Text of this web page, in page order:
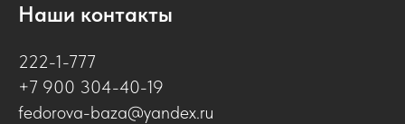
Наши контакты
222-1-777
+7 900 304-40-19
fedorova-baza@yandex.ru